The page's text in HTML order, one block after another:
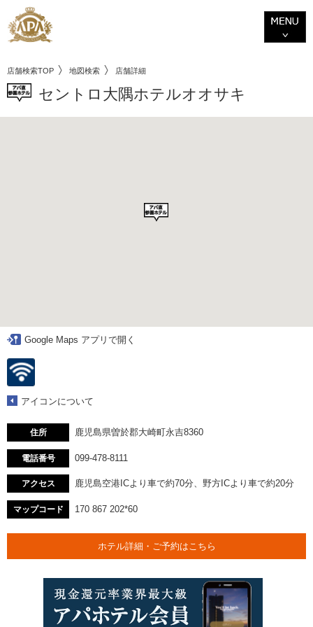
店舗検索TOP 地図検索 店舗詳細
セントロ大隅ホテルオオサキ
Google Maps アプリで開く
アイコンについて
住所 鹿児島県曽於郡大崎町永吉8360
電話番号 099-478-8111
アクセス 鹿児島空港ICより車で約70分、野方ICより車で約20分
マップコード 170 867 202*60
ホテル詳細・ご予約はこちら